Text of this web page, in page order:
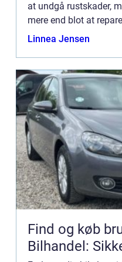
at undgå rustskader,
mere end blot at
skrællet lakken helt
Linnea Jensen
Find og køb
Bilhandel: